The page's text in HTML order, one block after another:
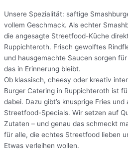
Unsere Spezialität: saftige
vollem Geschmack. Als echter
die angesagte Streetfood-Küche
Ruppichteroth. Frisch gewolftes
und hausgemachte Saucen sorgen
das in Erinnerung bleibt.
Ob klassisch, cheesy oder kreativ
Burger Catering in Ruppichteroth ist
dabei. Dazu gibt’s knusprige Fries
Streetfood-Specials. Wir setzen auf
Zutaten – und genau das schmeckt
für alle, die echtes Streetfood lieben
Etwas verleihen wollen.